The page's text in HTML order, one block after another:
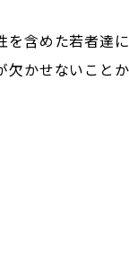
含めた若者達
かせないこと